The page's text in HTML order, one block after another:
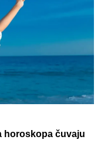
horoskopa čuvaju